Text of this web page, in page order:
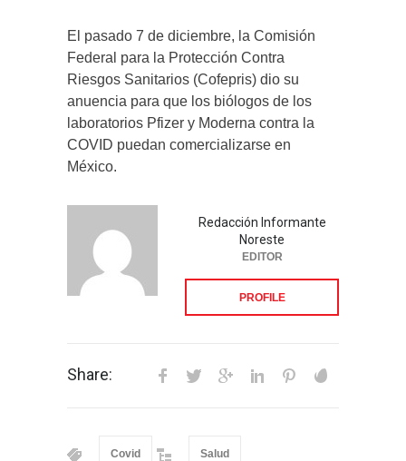
El pasado 7 de diciembre, la Comisión
Federal para la Protección Contra
Riesgos Sanitarios (Cofepris) dio su
anuencia para que los biólogos de los
laboratorios Pfizer y Moderna contra la
COVID puedan comercializarse en
México.
Redacción Informante
Noreste
EDITOR
PROFILE
Share:
Covid Salud